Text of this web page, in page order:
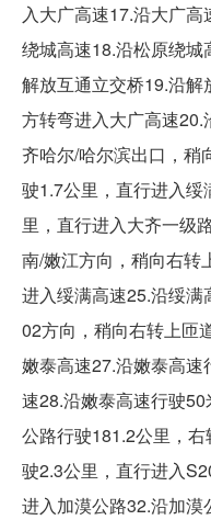
入大广高速17.沿大广
绕城高速18.沿松原绕城
解放互通立交桥19.沿
方转弯进入大广高速
齐哈尔/哈尔滨出口，稍
驶1.7公里，直行进入
里，直行进入大齐一级
南/嫩江方向，稍向右转
进入绥满高速25.沿绥
02方向，稍向右转上匝
嫩泰高速27.沿嫩泰高
速28.沿嫩泰高速行驶
公路行驶181.2公里，
驶2.3公里，直行进入
进入加漠公路32.沿加